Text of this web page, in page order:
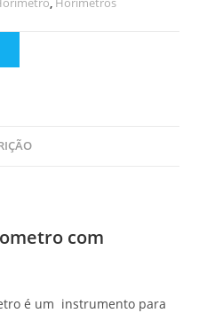
com
é um instrumento para